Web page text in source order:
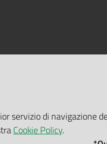
di attesa Emilia-Romagna
servizio di navigazione
Cookie Policy.